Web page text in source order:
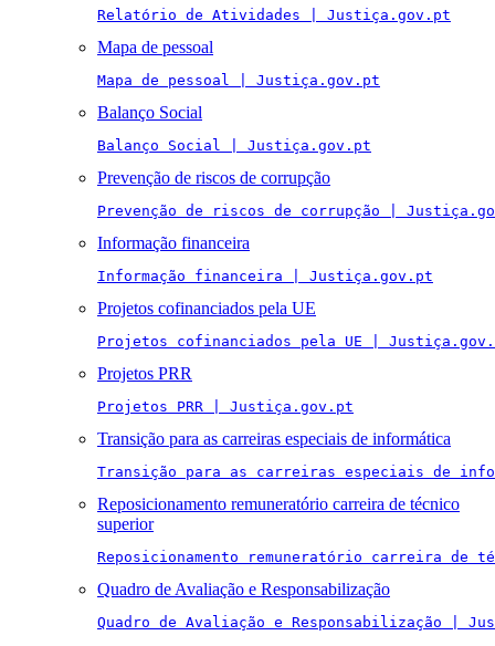
Relatório de Atividades | Justiça.gov.pt
Mapa de pessoal
Mapa de pessoal | Justiça.gov.pt
Balanço Social
Balanço Social | Justiça.gov.pt
Prevenção de riscos de corrupção
Prevenção de riscos de corrupção |
Informação financeira
Informação financeira | Justiça.gov.pt
Projetos cofinanciados pela UE
Projetos cofinanciados pela UE |
Projetos PRR
Projetos PRR | Justiça.gov.pt
Transição para as carreiras especiais de informática
Transição para as carreiras especiais de
Reposicionamento remuneratório carreira de técnico
superior
Reposicionamento remuneratório carreira
Quadro de Avaliação e Responsabilização
Quadro de Avaliação e Responsabilização |